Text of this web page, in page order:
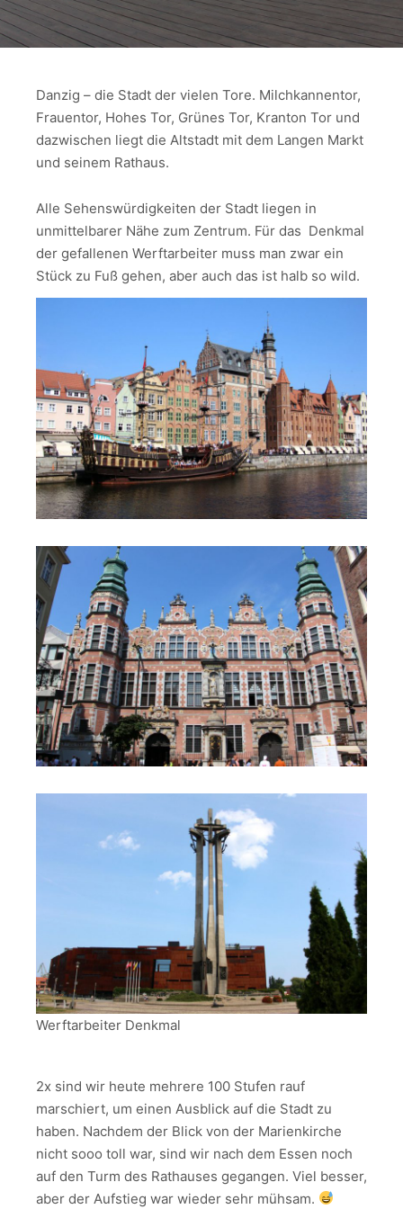
Danzig – die Stadt der vielen Tore. Milchkannentor,
Frauentor, Hohes Tor, Grünes Tor, Kranton Tor und
dazwischen liegt die Altstadt mit dem Langen Markt
und seinem Rathaus.
Alle Sehenswürdigkeiten der Stadt liegen in
unmittelbarer Nähe zum Zentrum. Für das Denkmal
der gefallenen Werftarbeiter muss man zwar ein
Stück zu Fuß gehen, aber auch das ist halb so wild.
Werftarbeiter Denkmal
2x sind wir heute mehrere 100 Stufen rauf
marschiert, um einen Ausblick auf die Stadt zu
haben. Nachdem der Blick von der Marienkirche
nicht sooo toll war, sind wir nach dem Essen noch
auf den Turm des Rathauses gegangen. Viel besser,
aber der Aufstieg war wieder sehr mühsam.